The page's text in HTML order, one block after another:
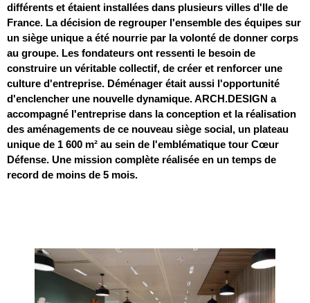
différents et étaient installées dans plusieurs villes d'Ile de
France. La décision de regrouper l'ensemble des équipes sur
un siège unique a été nourrie par la volonté de donner corps
au groupe. Les fondateurs ont ressenti le besoin de
construire un véritable collectif, de créer et renforcer une
culture d'entreprise. Déménager était aussi l'opportunité
d'enclencher une nouvelle dynamique. ARCH.DESIGN a
accompagné l'entreprise dans la conception et la réalisation
des aménagements de ce nouveau siège social, un plateau
unique de 1 600 m² au sein de l'emblématique tour Cœur
Défense. Une mission complète réalisée en un temps de
record de moins de 5 mois.